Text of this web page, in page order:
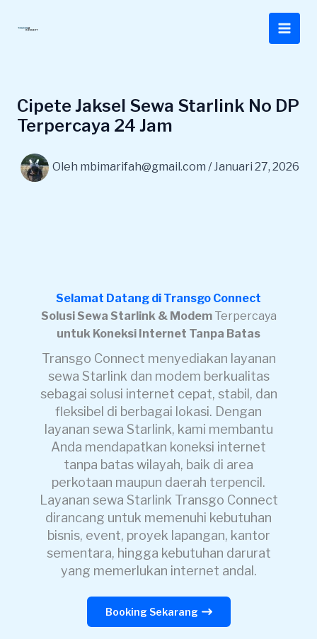
Cipete Jaksel Sewa Starlink No DP
Terpercaya 24 Jam
Oleh mbimarifah@gmail.com /Januari 27, 2026
Selamat Datang di Transgo Connect
Solusi Sewa Starlink & ModemTerpercaya
untuk Koneksi Internet Tanpa Batas
Transgo Connect menyediakan layanan
sewa Starlink dan modem berkualitas
sebagai solusi internet cepat, stabil, dan
fleksibel di berbagai lokasi. Dengan
layanan sewa Starlink, kami membantu
Anda mendapatkan koneksi internet
tanpa batas wilayah, baik di area
perkotaan maupun daerah terpencil.
Layanan sewa Starlink Transgo Connect
dirancang untuk memenuhi kebutuhan
bisnis, event, proyek lapangan, kantor
sementara, hingga kebutuhan darurat
yang memerlukan internet andal.
Booking Sekarang